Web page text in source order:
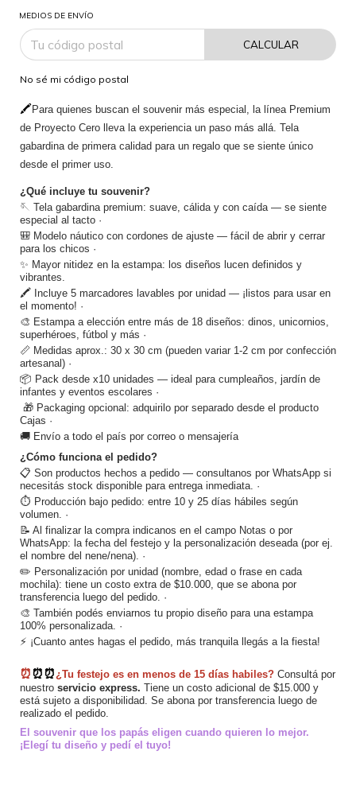
MEDIOS DE ENVÍO
CALCULAR
No sé mi código postal
🖍️Para quienes buscan el souvenir más especial, la línea Premium
de Proyecto Cero lleva la experiencia un paso más allá. Tela
gabardina de primera calidad para un regalo que se siente único
desde el primer uso.
¿Qué incluye tu souvenir?
🪡 Tela gabardina premium: suave, cálida y con caída — se siente
especial al tacto ·
🎒 Modelo náutico con cordones de ajuste — fácil de abrir y cerrar
para los chicos ·
✨ Mayor nitidez en la estampa: los diseños lucen definidos y
vibrantes.
🖍️ Incluye 5 marcadores lavables por unidad — ¡listos para usar en
el momento! ·
🎨 Estampa a elección entre más de 18 diseños: dinos, unicornios,
superhéroes, fútbol y más ·
📏 Medidas aprox.: 30 x 30 cm (pueden variar 1-2 cm por confección
artesanal) ·
📦 Pack desde x10 unidades — ideal para cumpleaños, jardín de
infantes y eventos escolares ·
Cajas ·
🚚 Envío a todo el país por correo o mensajería
¿Cómo funciona el pedido?
📋 Son productos hechos a pedido — consultanos por WhatsApp si
necesitás stock disponible para entrega inmediata. ·
⏱️ Producción bajo pedido: entre 10 y 25 días hábiles según
volumen. ·
📝 Al finalizar la compra indicanos en el campo Notas o por
WhatsApp: la fecha del festejo y la personalización deseada (por ej.
el nombre del nene/nena). ·
✏️ Personalización por unidad (nombre, edad o frase en cada
mochila): tiene un costo extra de $10.000, que se abona por
transferencia luego del pedido. ·
🎨 También podés enviarnos tu propio diseño para una estampa
100% personalizada. ·
⚡ ¡Cuanto antes hagas el pedido, más tranquila llegás a la fiesta!
⏰⏰⏰ ¿Tu festejo es en menos de 15 días habiles? Consultá por
nuestro servicio express. Tiene un costo adicional de $15.000 y
está sujeto a disponibilidad. Se abona por transferencia luego de
realizado el pedido.
El souvenir que los papás eligen cuando quieren lo mejor.
¡Elegí tu diseño y pedí el tuyo!